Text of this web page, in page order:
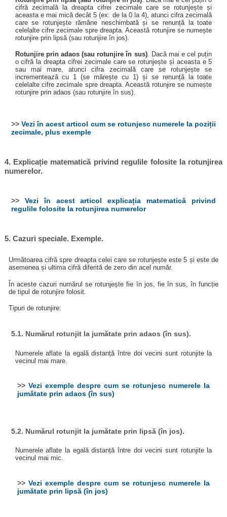
cifră zecimală la dreapta cifrei zecimale care se rotunjește și
aceasta e mai mică decât 5 (ex: de la 0 la 4), atunci cifra zecimală
care se rotunjește rămâne neschimbată și se renunță la toate
celelalte cifre zecimale spre dreapta. Această rotunjire se numește
rotunjire prin lipsă (sau rotunjire în jos).
Rotunjire prin adaos (sau rotunjire în sus). Dacă mai e cel puțin
o cifră la dreapta cifrei zecimale care se rotunjește și aceasta e 5
sau mai mare, atunci cifra zecimală care se rotunjește se
incrementează cu 1 (se mărește cu 1) și se renunță la toate
celelalte cifre zecimale spre dreapta. Această rotunjire se numește
rotunjire prin adaos (sau rotunjire în sus).
>> Vezi în acest articol cum se rotunjesc numerele la poziții
zecimale, plus exemple
4. Explicație matematică privind regulile folosite la rotunjirea
numerelor.
>> Vezi în acest articol explicația matematică privind
regulile folosite la rotunjirea numerelor
5. Cazuri speciale. Exemple.
Următoarea cifră spre dreapta celei care se rotunjește este 5 și este de
asemenea și ultima cifră diferită de zero din acel număr.
În aceste cazuri numărul se rotunjește fie în jos, fie în sus, în funcție
de tipul de rotunjire folosit.
Tipuri de rotunjire:
5.1. Numărul rotunjit la jumătate prin adaos (în sus).
Numerele aflate la egală distanță între doi vecini sunt rotunjite la
vecinul mai mare.
>> Vezi exemple despre cum se rotunjesc numerele la
jumătate prin adaos (în sus)
5.2. Numărul rotunjit la jumătate prin lipsă (în jos).
Numerele aflate la egală distanță între doi vecini sunt rotunjite la
vecinul mai mic.
>> Vezi exemple despre cum se rotunjesc numerele la
jumătate prin lipsă (în jos)